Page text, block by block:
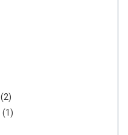
(2)
(1)